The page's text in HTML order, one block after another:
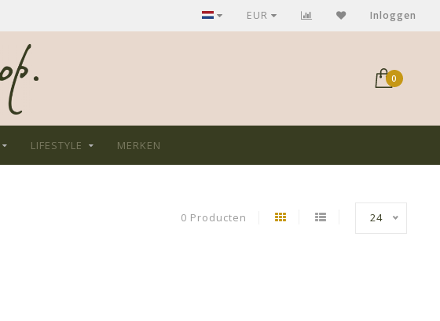
GRATIS verzending bij aankoop > €75,-
EUR Inloggen
0
LIFESTYLE MERKEN
0 Producten 24